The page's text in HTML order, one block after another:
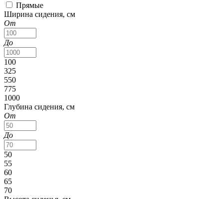
Прямые
Ширина сидения, см
От
До
100
325
550
775
1000
Глубина сидения, см
От
До
50
55
60
65
70